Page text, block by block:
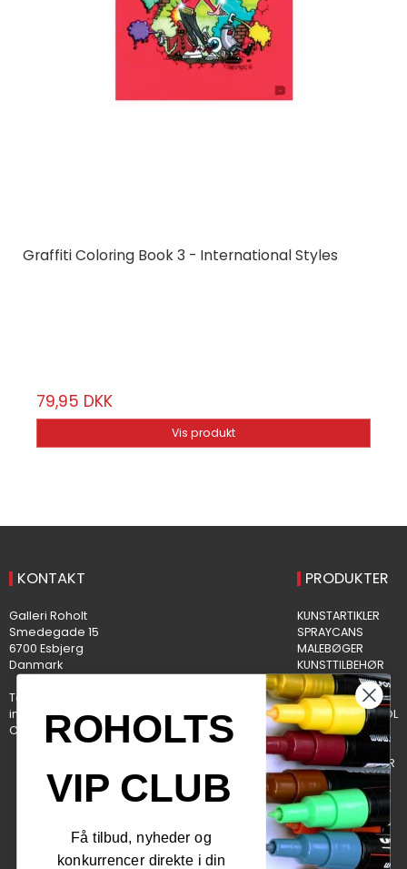
Graffiti Coloring Book 3 - International Styles
79,95 DKK
Vis produkt
KONTAKT
Galleri Roholt
Smedegade 15
6700 Esbjerg
Danmark
Telefonnr.
info@galleriroholt.dk
CVR-nummer
DK31871956
PRODUKTER
KUNSTARTIKLER
SPRAYCANS
MALEBØGER
KUNSTTILBEHØR
KREAPAKKER
HOBBY
BACK TO SCHOOL
KREA TIL BØRN
PUSLESPIL
BOLIG & INTERIØR
LANDKORT
RAMMER
GAVEKORT
OUTLET
ROHOLTS
VIP CLUB
Få tilbud, nyheder og
konkurrencer direkte i din